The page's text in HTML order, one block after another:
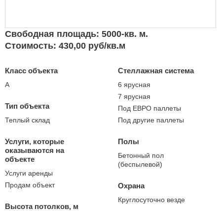
Свободная площадь: 5000-кв. м.
Стоимость: 430,00 руб/кв.м
Класс объекта
А
Тип объекта
Теплый склад
Услуги, которые
оказываются на
объекте
Услуги аренды
Продам объект
Высота потолков, м
Стеллажная система
6 ярусная
7 ярусная
Под ЕВРО паллеты
Под другие паллеты
Полы
Бетонный пол
(беспылевой)
Охрана
Круглосуточно везде